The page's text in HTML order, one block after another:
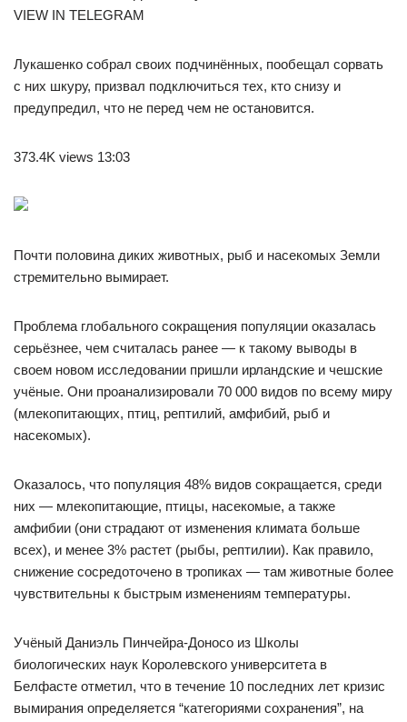
VIEW IN TELEGRAM
Лукашенко собрал своих подчинённых, пообещал сорвать
с них шкуру, призвал подключиться тех, кто снизу и
предупредил, что не перед чем не остановится.
373.4K views 13:03
Почти половина диких животных, рыб и насекомых Земли
стремительно вымирает.
Проблема глобального сокращения популяции оказалась
серьёзнее, чем считалась ранее — к такому выводы в
своем новом исследовании пришли ирландские и чешские
учёные. Они проанализировали 70 000 видов по всему миру
(млекопитающих, птиц, рептилий, амфибий, рыб и
насекомых).
Оказалось, что популяция 48% видов сокращается, среди
них — млекопитающие, птицы, насекомые, а также
амфибии (они страдают от изменения климата больше
всех), и менее 3% растет (рыбы, рептилии). Как правило,
снижение сосредоточено в тропиках — там животные более
чувствительны к быстрым изменениям температуры.
Учёный Даниэль Пинчейра-Доносо из Школы
биологических наук Королевского университета в
Белфасте отметил, что в течение 10 последних лет кризис
вымирания определяется “категориями сохранения”, на